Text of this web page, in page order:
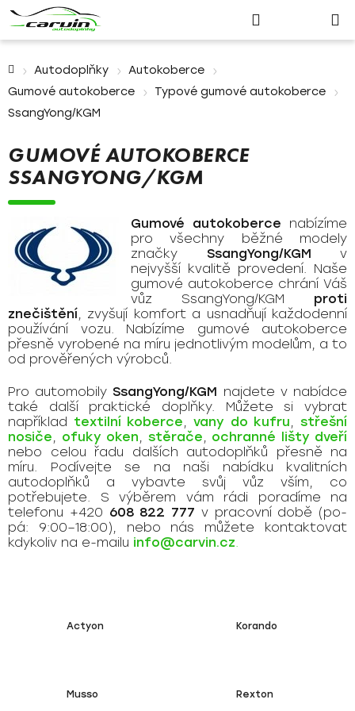
Přihlášení
košík
Autodoplňky
Autokoberce
Gumové autokoberce
Typové gumové autokoberce
SsangYong/KGM
GUMOVÉ AUTOKOBERCE
SSANGYONG/KGM
Gumové autokoberce nabízíme
pro všechny běžné modely
značky SsangYong/KGM v
nejvyšší kvalitě provedení. Naše
gumové autokoberce chrání Váš
vůz SsangYong/KGM proti
znečištění, zvyšují komfort a usnadňují každodenní
používání vozu. Nabízíme gumové autokoberce
přesně vyrobené na míru jednotlivým modelům, a to
od prověřených výrobců.
Pro automobilySsangYong/KGM najdete v nabídce
také další praktické doplňky. Můžete si vybrat
například textilní koberce,vany do kufru,střešní
nosiče, ofuky oken, stěrače, ochranné lišty dveří
nebo celou řadu dalších autodoplňků přesně na
míru. Podívejte se na naši nabídku kvalitních
autodoplňků a vybavte svůj vůz vším, co
potřebujete. S výběrem vám rádi poradíme na
telefonu +420 608 822 777 v pracovní době (po-
pá: 9:00–18:00), nebo nás můžete kontaktovat
kdykoliv na e-mailu info@carvin.cz.
Actyon Korando
Musso Rexton